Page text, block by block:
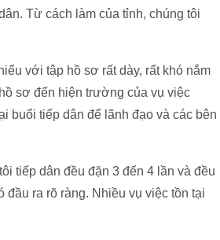
Từ cách làm của tỉnh, chúng tôi
với tập hồ sơ rất dày, rất khó nắm
sơ đến hiện trường của vụ việc
buổi tiếp dân để lãnh đạo và các bên
tiếp dân đều đặn 3 đến 4 lần và đều
đầu ra rõ ràng. Nhiều vụ việc tồn tại